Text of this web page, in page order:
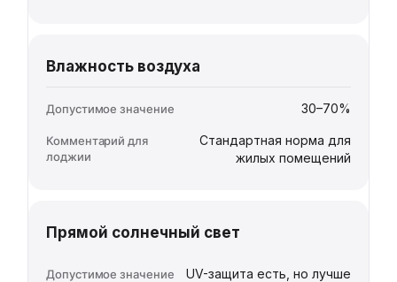
Влажность воздуха
30–70%
Стандартная норма для
жилых помещений
Прямой солнечный свет
UV-защита есть, но лучше